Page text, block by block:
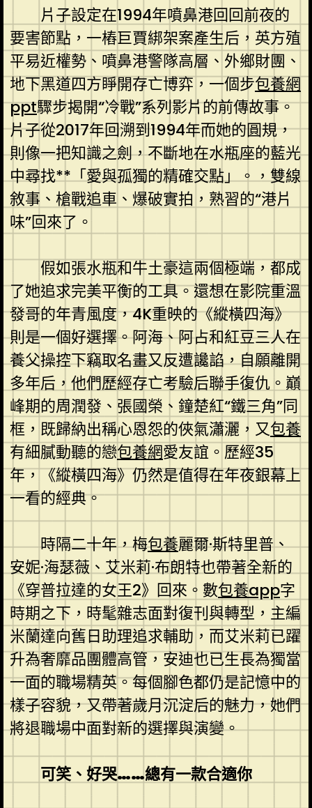
片子設定在1994年噴鼻港回回前夜的
要害節點，一樁巨賈綁架案產生后，英方殖
平易近權勢、噴鼻港警隊高層、外鄉財團、
地下黑道四方睜開存亡博弈，一個步包養網
ppt驟步揭開“冷戰”系列影片的前傳故事。
片子從2017年回溯到1994年而她的圓規，
則像一把知識之劍，不斷地在水瓶座的藍光
中尋找**「愛與孤獨的精確交點」。，雙線
敘事、槍戰追車、爆破實拍，熟習的“港片
味”回來了。
假如張水瓶和牛土豪這兩個極端，都成
了她追求完美平衡的工具。還想在影院重溫
發哥的年青風度，4K重映的《縱橫四海》
則是一個好選擇。阿海、阿占和紅豆三人在
養父操控下竊取名畫又反遭讒諂，自願離開
多年后，他們歷經存亡考驗后聯手復仇。巔
峰期的周潤發、張國榮、鐘楚紅“鐵三角”同
框，既歸納出稱心恩怨的俠氣瀟灑，又包養
有細膩動聽的戀包養網愛友誼。歷經35
年，《縱橫四海》仍然是值得在年夜銀幕上
一看的經典。
時隔二十年，梅包養麗爾·斯特里普、
安妮·海瑟薇、艾米莉·布朗特也帶著全新的
《穿普拉達的女王2》回來。數包養app字
時期之下，時髦雜志面對復刊與轉型，主編
米蘭達向舊日助理追求輔助，而艾米莉已躍
升為奢靡品團體高管，安迪也已生長為獨當
一面的職場精英。每個腳色都仍是記憶中的
樣子容貌，又帶著歲月沉淀后的魅力，她們
將退職場中面對新的選擇與演變。
可笑、好哭……總有一款合適你